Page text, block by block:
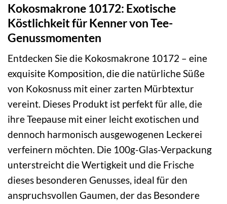
Kokosmakrone 10172: Exotische
Köstlichkeit für Kenner von Tee-
Genussmomenten
Entdecken Sie die Kokosmakrone 10172 – eine
exquisite Komposition, die die natürliche Süße
von Kokosnuss mit einer zarten Mürbtextur
vereint. Dieses Produkt ist perfekt für alle, die
ihre Teepause mit einer leicht exotischen und
dennoch harmonisch ausgewogenen Leckerei
verfeinern möchten. Die 100g-Glas-Verpackung
unterstreicht die Wertigkeit und die Frische
dieses besonderen Genusses, ideal für den
anspruchsvollen Gaumen, der das Besondere